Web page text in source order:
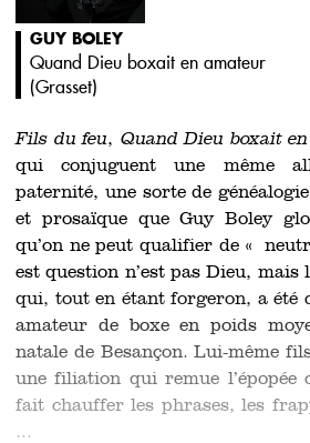
GUY BOLEY
Quand Dieu boxait en amateur
(Grasset)
Fils du feu, Quand Dieu boxait
qui conjuguent une même
paternité, une sorte de
et prosaïque que Guy Boley
qu’on ne peut qualifier de «
est question n’est pas Dieu,
qui, tout en étant forgeron, a été
amateur de boxe en poids
natale de Besançon. Lui-même
une filiation qui remue l’épopée
fait chauffer les phrases, les
...